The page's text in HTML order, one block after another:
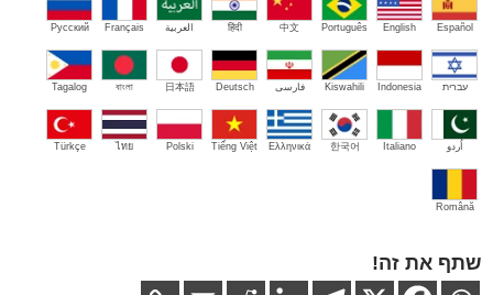
Español
English
Português
中文
हिंदी العربية Français
Русский
עברית Indonesia
Kiswahili فارسی Deutsch
日本語
বাংলা
Tagalog
اُردو Italiano
한국어
Ελληνικά
Tiếng Việt
Polski
ไทย
Türkçe
Română
שתף את זה!